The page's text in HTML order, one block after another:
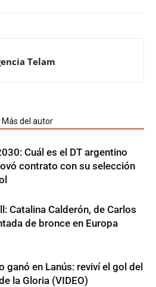
Telam
Más del autor
Cuál es el DT argentino
contrato con su selección
Catalina Calderón, de Carlos
de bronce en Europa
ganó en Lanús: reviví el gol del
la Gloria (VIDEO)